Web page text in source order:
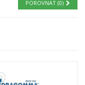
POROVNAT (0)